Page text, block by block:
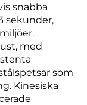
snabba
sekunder,
med
som
Kinesiska